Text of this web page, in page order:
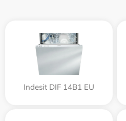
Indesit DIF 14B1 EU